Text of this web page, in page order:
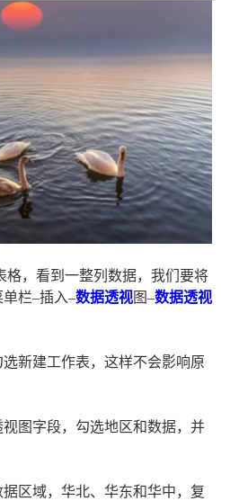
格，看到一整列数据，我们要将
栏–插入–数据透视图–数据透视
新建工作表，这样不会影响原
图字段，勾选地区和数据，并
区域，华北、华东和华中，复